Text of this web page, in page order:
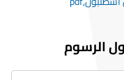
الرسوم